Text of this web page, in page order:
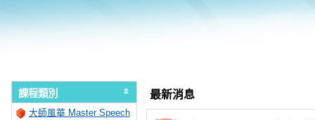
課程類別
大師風華 Master Speech
最新消息